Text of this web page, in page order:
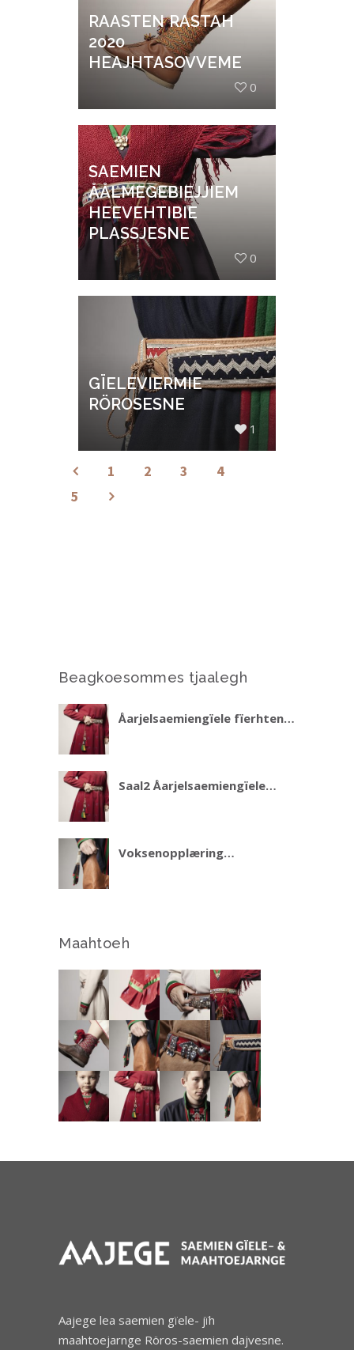
RAASTEN RASTAH
2020
HEAJHTASOVVEME
0
SAEMIEN
ÅÅLMEGEBIEJJIEM
HEEVEHTIBIE
PLASSJESNE
0
GÏELEVIERMIE
RÖROSESNE
1
1 2 3
4
5
Beagkoesommes tjaalegh
Åarjelsaemiengïele fïerhten
Saal2 Åarjelsaemiengïele
Plaassjesne gïjren 2023
Voksenopplæring
Maahtoeh
Aajege lea saemien gïele- jïh
maahtoejarnge Röros-saemien dajvesne.